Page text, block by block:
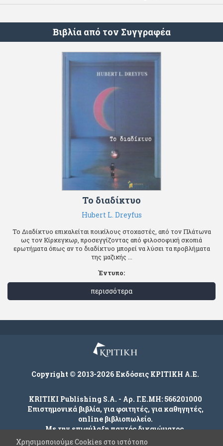
Βιβλία από τον Συγγραφέα
Το διαδίκτυο
Hubert L. Dreyfus
Το Διαδίκτυο επικαλείται ποικίλους στοχαστές, από τον Πλάτωνα
ως τον Κίρκεγκωρ, προσεγγίζοντας από φιλοσοφική σκοπιά
ερωτήματα όπως αν το διαδίκτυο μπορεί να λύσει τα προβλήματα
της μαζικής ...
Έντυπο:
περισσότερα
Copyright © 2013-2026 Εκδόσεις ΚΡΙΤΙΚΗ Α.Ε.
KRITIKI Publishing S.A. - Αρ. Γ.Ε.ΜΗ: 566201000
Επιστημονικά βιβλία, για φοιτητές, για καθηγητές,
online βιβλιοπωλείο.
Με την επιφύλαξη παντός δικαιώματος.
Χρησιμοποιούμε Cookies στο ιστότοπο